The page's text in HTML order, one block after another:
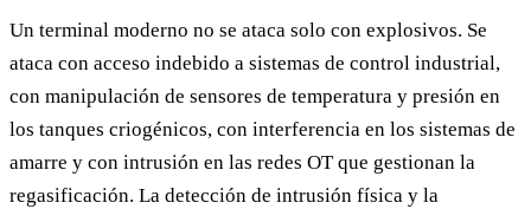
Un terminal moderno no se ataca solo con explosivos. Se
ataca con acceso indebido a sistemas de control industrial,
con manipulación de sensores de temperatura y presión en
los tanques criogénicos, con interferencia en los sistemas de
amarre y con intrusión en las redes OT que gestionan la
regasificación. La detección de intrusión física y la